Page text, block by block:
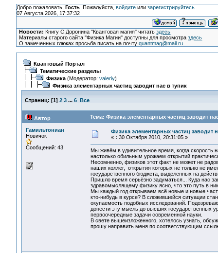
Добро пожаловать, Гость. Пожалуйста, войдитеили зарегистрируйтесь.
07 Августа 2026, 17:37:32
Новости: Книгу С.Доронина "Квантовая магия" читатьздесь
Материалы старого сайта "Физика Магии" доступны для просмотраздесь
О замеченных глюках просьба писать на почтуquantmag@mail.ru
Квантовый Портал
Тематические разделы
Физика(Модератор: valeriy)
Физика элементарных частиц заводит нас в тупик
Страниц: [1] 2 3 ... 6 Все
Автор Тема: Физика элементарных частиц заводит
Гамильтониан
Новичок
Сообщений: 43
Физика элементарных частиц заводит
« : 30 Октября 2010, 20:31:05 »
Мы живём в удивительное время, когда скорость
настолько обильным урожаем открытий
Несомненно, физиков этот факт не может не
наших коллег, открытия которых не только не
государственного бюджета, выделенных на
Пришло время серьёзно задуматься... Куда нас
здравомыслящему физику ясно, что это путь в
Мы каждый год открываем всё новые и новые
кто-нибудь в курсе? В сложившейся ситуации
окупаемость подобных исследований.
донести эту мысль до высших государственных
первоочередные задачи современной науки.
В свете вышеизложенного, хотелось узнать,
прошу направить меня по соответствующим